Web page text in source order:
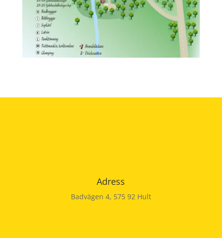
Adress
Badvägen 4, 575 92 Hult